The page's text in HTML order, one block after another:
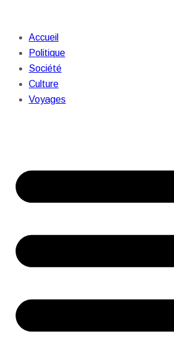
Accueil
Politique
Société
Culture
Voyages